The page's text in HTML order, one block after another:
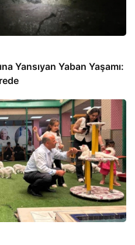
Yansıyan Yaban Yaşamı: